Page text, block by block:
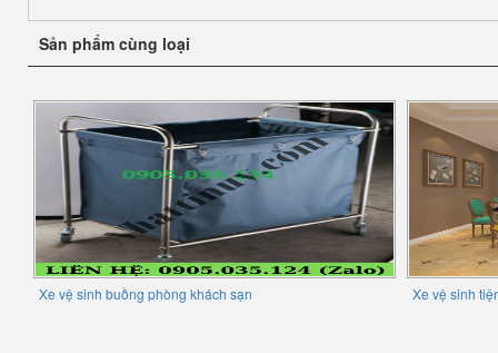
Sản phẩm cùng loại
Xe vệ sinh buồng phòng khách sạn Xe vệ sinh